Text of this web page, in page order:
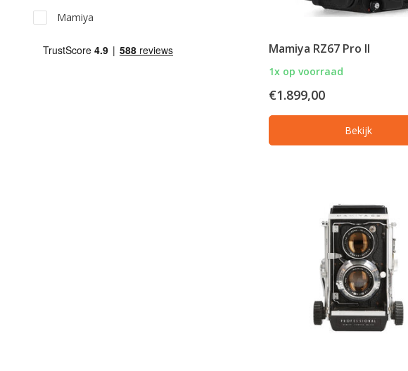
Mamiya
Mamiya RZ67 Pro II
1x op voorraad
€1.899,00
Bekijk